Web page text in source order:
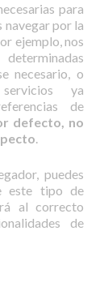
para
navegar por la
ejemplo, nos
necesario, o
ya
de
defecto, no
.
puedes
este tipo de
al correcto
de